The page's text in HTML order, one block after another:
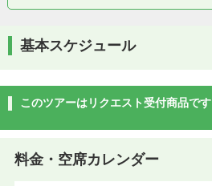
基本スケジュール
このツアーはリクエスト受付商品です
料金・空席カレンダー